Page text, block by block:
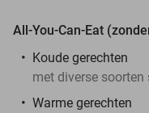
All-You-Can-Eat
Koude gerechten
met diverse
Warme gerechten